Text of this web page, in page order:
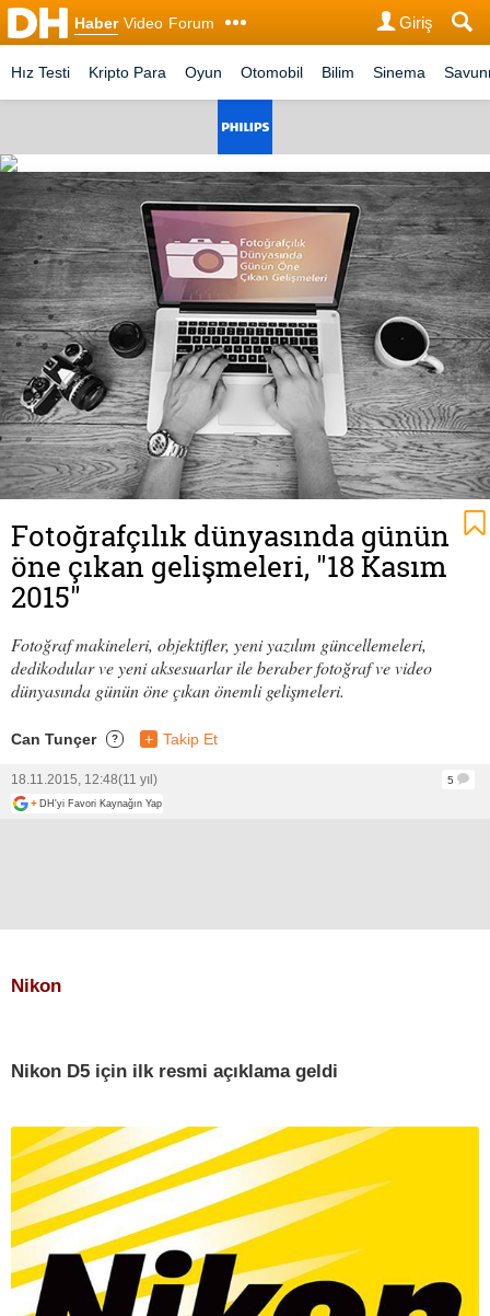
Haber Video Forum Giriş
Hız Testi Kripto Para Oyun Otomobil Bilim Sinema
Fotoğrafçılık dünyasında günün
öne çıkan gelişmeleri, "18 Kasım
2015"
Fotoğraf makineleri, objektifler, yeni yazılım güncellemeleri,
dedikodular ve yeni aksesuarlar ile beraber fotoğraf ve video
dünyasında günün öne çıkan önemli gelişmeleri.
Can Tunçer ? + Takip Et
18.11.2015, 12:48(11 yıl)
5
+ DH'yi Favori Kaynağın Yap
Nikon
Nikon D5 için ilk resmi açıklama geldi